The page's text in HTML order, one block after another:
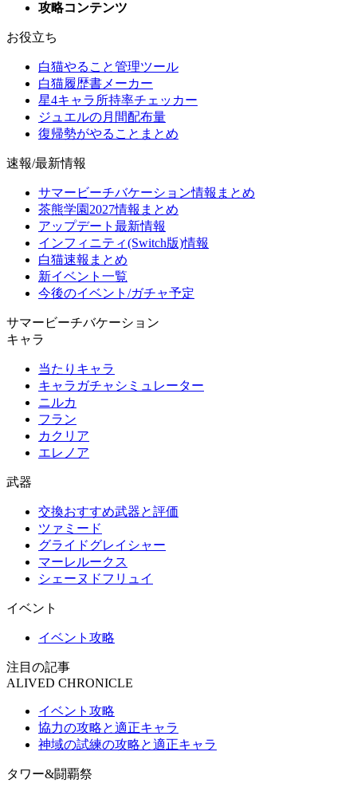
攻略コンテンツ
お役立ち
白猫やること管理ツール
白猫履歴書メーカー
星4キャラ所持率チェッカー
ジュエルの月間配布量
復帰勢がやることまとめ
速報/最新情報
サマービーチバケーション情報まとめ
茶熊学園2027情報まとめ
アップデート最新情報
インフィニティ(Switch版)情報
白猫速報まとめ
新イベント一覧
今後のイベント/ガチャ予定
サマービーチバケーション
キャラ
当たりキャラ
キャラガチャシミュレーター
ニルカ
フラン
カクリア
エレノア
武器
交換おすすめ武器と評価
ツァミード
グライドグレイシャー
マーレルークス
シェーヌドフリュイ
イベント
イベント攻略
注目の記事
ALIVED CHRONICLE
イベント攻略
協力の攻略と適正キャラ
神域の試練の攻略と適正キャラ
タワー&闘覇祭